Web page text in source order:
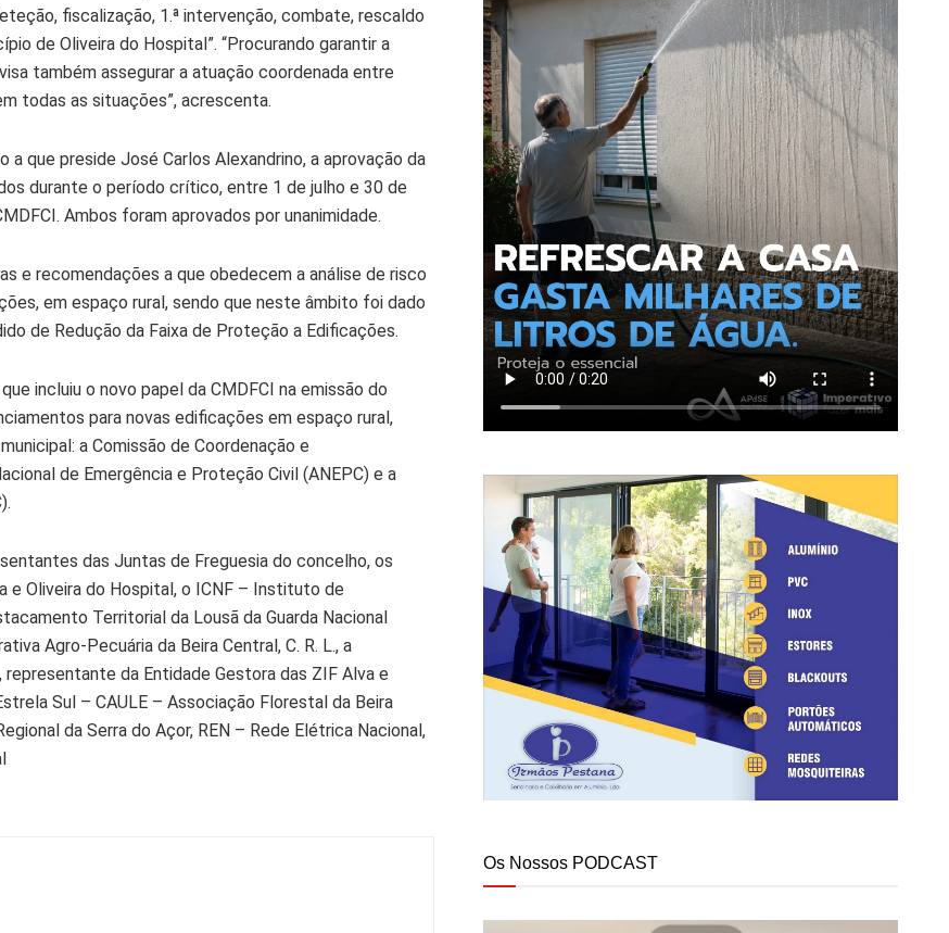
fiscalização, 1.ª intervenção, combate, rescaldo
de Oliveira do Hospital”. “Procurando garantir a
também assegurar a atuação coordenada entre
todas as situações”, acrescenta.
que preside José Carlos Alexandrino, a aprovação da
durante o período crítico, entre 1 de julho e 30 de
Ambos foram aprovados por unanimidade.
e recomendações a que obedecem a análise de risco
em espaço rural, sendo que neste âmbito foi dado
de Redução da Faixa de Proteção a Edificações.
incluiu o novo papel da CMDFCI na emissão do
para novas edificações em espaço rural,
a Comissão de Coordenação e
de Emergência e Proteção Civil (ANEPC) e a
das Juntas de Freguesia do concelho, os
e Oliveira do Hospital, o ICNF – Instituto de
Territorial da Lousã da Guarda Nacional
Agro-Pecuária da Beira Central, C. R. L., a
da Entidade Gestora das ZIF Alva e
Sul – CAULE – Associação Florestal da Beira
da Serra do Açor, REN – Rede Elétrica Nacional,
Os Nossos PODCAST